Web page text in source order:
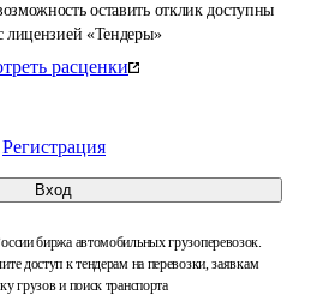
оставить отклик доступны
лицензией «Тендеры»
расценки
Регистрация
Вход
биржа автомобильных грузоперевозок.
доступ к тендерам на перевозки, заявкам
грузов и поиск транспорта